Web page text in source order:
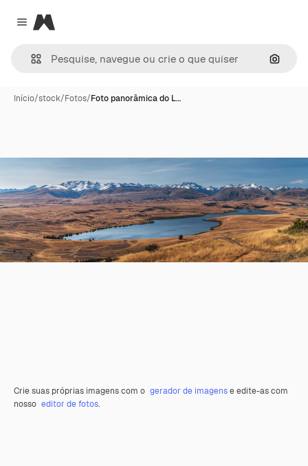
Close menu
Magnific
Início/stock/Fotos/Foto panorâmica do L…
Crie suas próprias imagens com o gerador de imagense edite-as com
nosso editor de fotos.